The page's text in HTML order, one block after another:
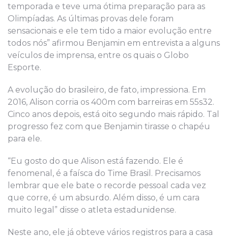
temporada e teve uma ótima preparação para as
Olimpíadas. As últimas provas dele foram
sensacionais e ele tem tido a maior evolução entre
todos nós” afirmou Benjamin em entrevista a alguns
veículos de imprensa, entre os quais o Globo
Esporte.
A evolução do brasileiro, de fato, impressiona. Em
2016, Alison corria os 400m com barreiras em 55s32.
Cinco anos depois, está oito segundo mais rápido. Tal
progresso fez com que Benjamin tirasse o chapéu
para ele.
“Eu gosto do que Alison está fazendo. Ele é
fenomenal, é a faísca do Time Brasil. Precisamos
lembrar que ele bate o recorde pessoal cada vez
que corre, é um absurdo. Além disso, é um cara
muito legal” disse o atleta estadunidense.
Neste ano, ele já obteve vários registros para a casa